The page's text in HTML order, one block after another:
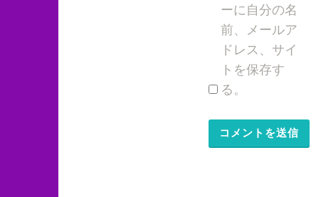
ーに自分の名
前、メールア
ドレス、サイ
トを保存す
る。